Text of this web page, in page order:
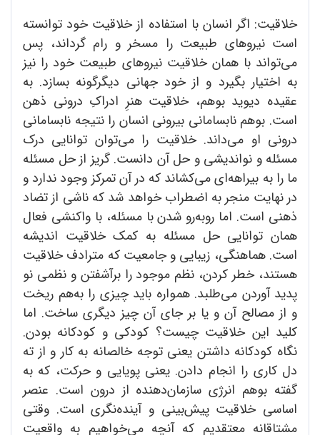
خلاقیت:‌ اگر انسان با استفاده از خلاقیت خود توانسته
است نیروهای طبیعت را مسخر و رام گرداند، پس
می‌تواند با همان خلاقیت نیروهای طبیعت خود را نیز
به اختیار بگیرد و از خود جهانی دیگرگونه بسازد. به
عقیده دیوید بوهم، خلاقیت هنرِ ادراکِ درونی ذهن
است. بوهم نابسامانی بیرونی انسان را نتیجه نابسامانی
درونی او می‌داند. خلاقیت را می‌توان توانایی درک
مسئله و نواندیشی و حل آن دانست. گریز از حل مسئله
ما را به بیراهه‌ای می‌کشاند که در آن تمرکز وجود ندارد و
در نهایت منجر به اضطراب خواهد شد که ناشی از تضاد
ذهنی است. اما روبه‌رو شدن با مسئله، با واکنشی فعال
همان توانایی حل مسئله به کمک خلاقیت اندیشه
است. هماهنگی، زیبایی و جامعیت که مترادف خلاقیت
هستند، خطر کردن، نظم موجود را برآشفتن و نظمی نو
پدید آوردن می‌طلبد. همواره باید چیزی را به‌هم ریخت
و از مصالح آن و یا بر جای آن چیز دیگری ساخت. اما
کلید این خلاقیت چیست؟ کودکی و کودکانه بودن.
نگاه کودکانه داشتن یعنی توجه خالصانه به کار و از ته
دل کاری را انجام دادن. یعنی پویایی و حرکت، که به
گفته بوهم انرژی سازمان‌دهنده از درون است. عنصر
اساسی خلاقیت پیش‌بینی و آینده‌نگری است. وقتی
مشتاقانه معتقدیم که آنچه می‌خواهیم به واقعیت